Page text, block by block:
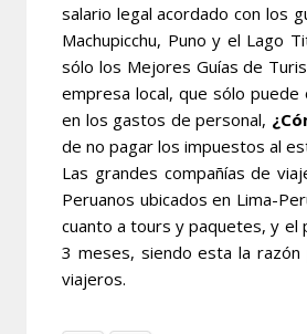
salario legal acordado con los
Machupicchu, Puno y el Lago
sólo los Mejores Guías de
empresa local, que sólo
en los gastos de personal,
de no pagar los impuestos al
Las grandes compañías de
Peruanos ubicados en Lima-
cuanto a tours y paquetes, y el
3 meses, siendo esta la
viajeros.